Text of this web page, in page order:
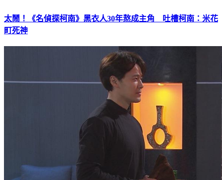
太鬧！《名偵探柯南》黑衣人30年熬成主角 吐槽柯南：米花
町死神